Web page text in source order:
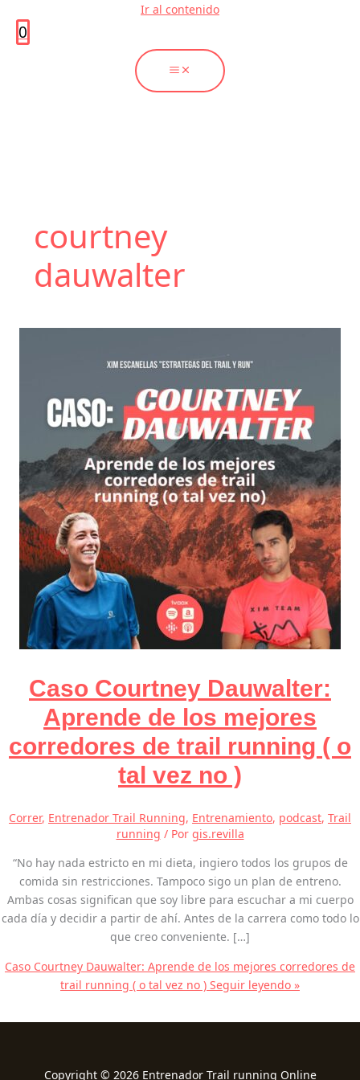
Ir al contenido
0
courtney
dauwalter
Caso Courtney Dauwalter:
Aprende de los mejores
corredores de trail running ( o
tal vez no )
Correr, Entrenador Trail Running, Entrenamiento, podcast, Trail
running / Por gis.revilla
“No hay nada estricto en mi dieta, ingiero todos los grupos de
comida sin restricciones. Tampoco sigo un plan de entreno.
Ambas cosas significan que soy libre para escuchar a mi cuerpo
cada día y decidir a partir de ahí. Antes de la carrera como todo lo
que creo conveniente. […]
Caso Courtney Dauwalter: Aprende de los mejores corredores de
trail running ( o tal vez no ) Seguir leyendo »
Copyright © 2026 Entrenador Trail running Online